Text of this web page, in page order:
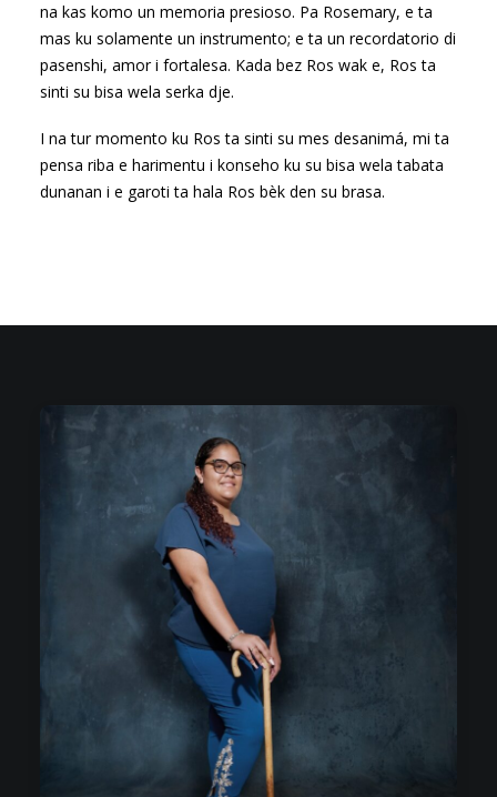
na kas komo un memoria presioso. Pa Rosemary, e ta
mas ku solamente un instrumento; e ta un recordatorio di
pasenshi, amor i fortalesa. Kada bez Ros wak e, Ros ta
sinti su bisa wela serka dje.
I na tur momento ku Ros ta sinti su mes desanimá, mi ta
pensa riba e harimentu i konseho ku su bisa wela tabata
dunanan i e garoti ta hala Ros bèk den su brasa.